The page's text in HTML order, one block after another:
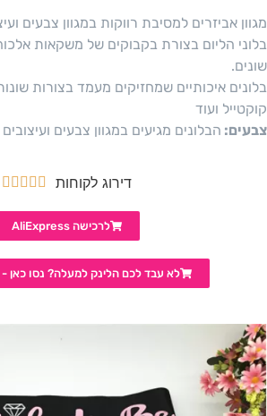
מגוון אביזרים למסיבת רווקות במגוון צבעים
בלוני הליום בצורת בקבוקים של משקאות
שונים.
בלונים איכותיים שמחזיקים מעמד בצורות
קוקטייל ועוד
צבעים: הבלונים מגיעים במגוון צבעים
דירוג לקוחות 




לרכישה AliExpress
לא עבד לכם הלינק למעלה? נסו כאן - AliExpress